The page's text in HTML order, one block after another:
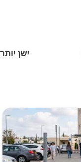
ישן יותר